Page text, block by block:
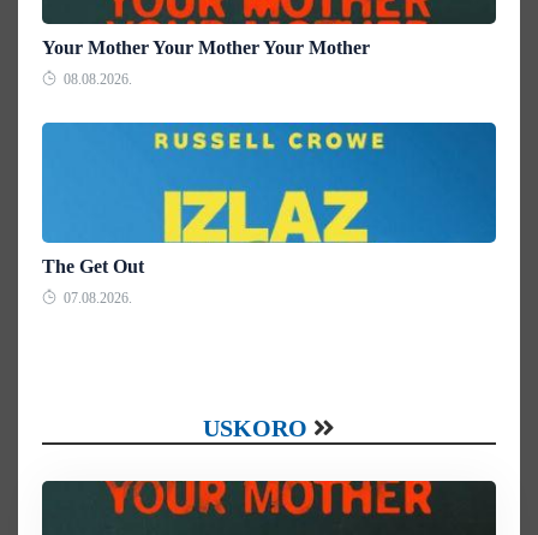
Your Mother Your Mother Your Mother
08.08.2026.
The Get Out
07.08.2026.
USKORO